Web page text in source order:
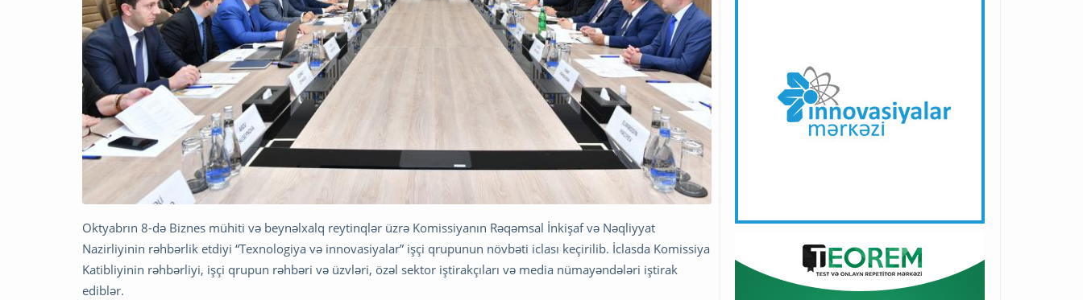
Oktyabrın 8-də Biznes mühiti və beynəlxalq reytinqlər üzrə Komissiyanın Rəqəmsal İnkişaf və Nəqliyyat
Nazirliyinin rəhbərlik etdiyi “Texnologiya və innovasiyalar” işçi qrupunun növbəti iclası keçirilib. İclasda Komissiya
Katibliyinin rəhbərliyi, işçi qrupun rəhbəri və üzvləri, özəl sektor iştirakçıları və media nümayəndələri iştirak
ediblər.